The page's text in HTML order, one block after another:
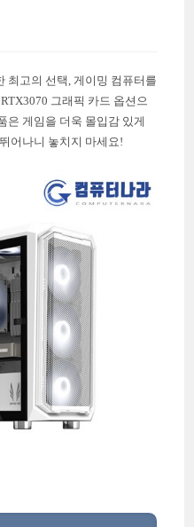
최고의 선택, 게이밍 컴퓨터를
그래픽 카드 옵션으
은 게임을 더욱 몰입감 있게
어나니 놓치지 마세요!